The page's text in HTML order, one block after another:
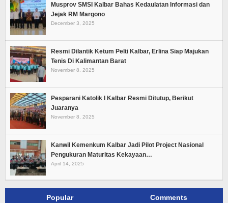
Musprov SMSI Kalbar Bahas Kedaulatan Informasi dan
Jejak RM Margono
December 3, 2025
Resmi Dilantik Ketum Pelti Kalbar, Erlina Siap Majukan
Tenis Di Kalimantan Barat
November 8, 2025
Pesparani Katolik I Kalbar Resmi Ditutup, Berikut
Juaranya
November 8, 2025
Kanwil Kemenkum Kalbar Jadi Pilot Project Nasional
Pengukuran Maturitas Kekayaan…
April 14, 2025
Popular Comments